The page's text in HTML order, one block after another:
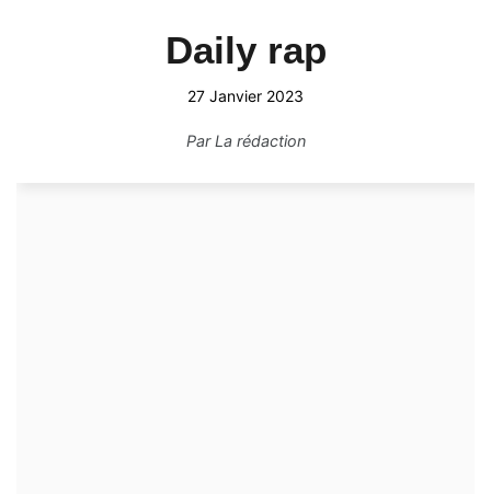
Daily rap
27 Janvier 2023
ParLa rédaction